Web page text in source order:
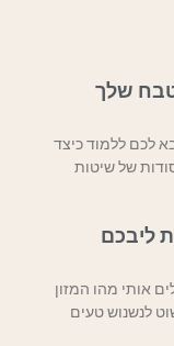
שלך
לכם ללמוד כיצד
של שיטות
ליבכם
אותי מהו המזון
לנשנוש טעים